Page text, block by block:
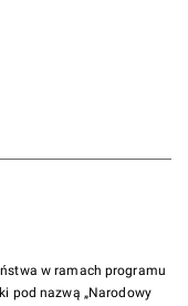
w ramach programu
pod nazwą „Narodowy